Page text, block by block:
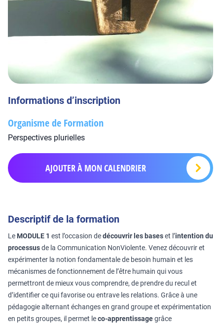
Informations d’inscription
Organisme de Formation
Perspectives plurielles
AJOUTER À MON CALENDRIER
Descriptif de la formation
Le MODULE 1 est l’occasion dedécouvrir les baseset l’intention du
processusde la Communication NonViolente. Venez découvrir et
expérimenter la notion fondamentale de besoin humain et les
mécanismes de fonctionnement de l’être humain qui vous
permettront de mieux vous comprendre, de prendre du recul et
d’identifier ce qui favorise ou entrave les relations. Grâce à une
pédagogie alternant échanges en grand groupe et expérimentation
en petits groupes, il permet leco-apprentissagegrâce